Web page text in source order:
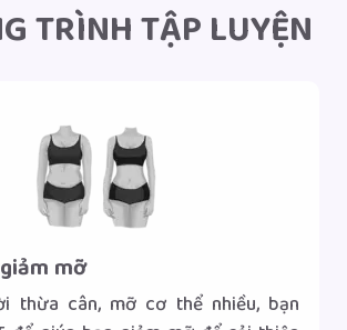
TRÌNH TẬP LUYỆN
mỡ
thừa cân, mỡ cơ thể nhiều, bạn